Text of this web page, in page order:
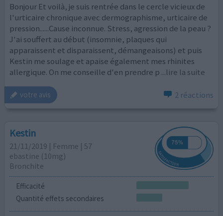
Bonjour Et voilà, je suis rentrée dans le cercle vicieux de
l'urticaire chronique avec dermographisme, urticaire de
pression......Cause inconnue. Stress, agression de la peau ?
J'ai souffert au début (insomnie, plaques qui
apparaissent et disparaissent, démangeaisons) et puis
Kestin me soulage et apaise également mes rhinites
allergique. On me conseille d'en prendre p ...lire la suite
votre avis 2 réactions
Kestin
21/11/2019 | Femme | 57
ebastine (10mg)
Bronchite
Efficacité
Quantité effets secondaires